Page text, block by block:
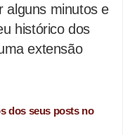
alguns minutos e
histórico dos
extensão
dos seus posts no